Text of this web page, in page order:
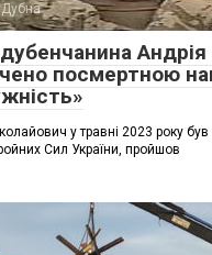
Андрія
посмертною
у травні 2023 року
Сил України, пройшов